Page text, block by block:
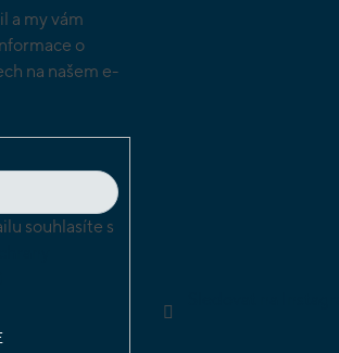
a my vám
o
na našem e-
souhlasíte s